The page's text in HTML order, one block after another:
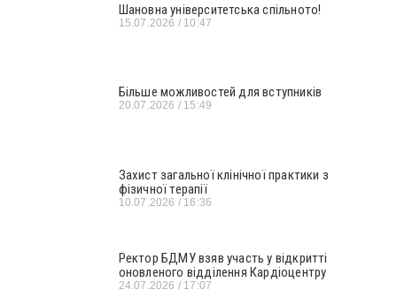
Шановна університетська спільното!
15.07.2026 10:47
Більше можливостей для вступників
20.07.2026 15:49
Захист загальної клінічної практики з
фізичної терапії
10.07.2026 16:36
Ректор БДМУ взяв участь у відкритті
оновленого відділення Кардіоцентру
24.07.2026 17:07